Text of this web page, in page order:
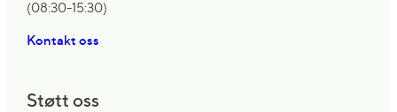
(08:30-15:30)
Kontakt oss
Støtt oss